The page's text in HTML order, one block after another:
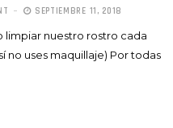
SEPTIEMBRE 11, 2018
limpiar nuestro rostro cada
no uses maquillaje) Por todas